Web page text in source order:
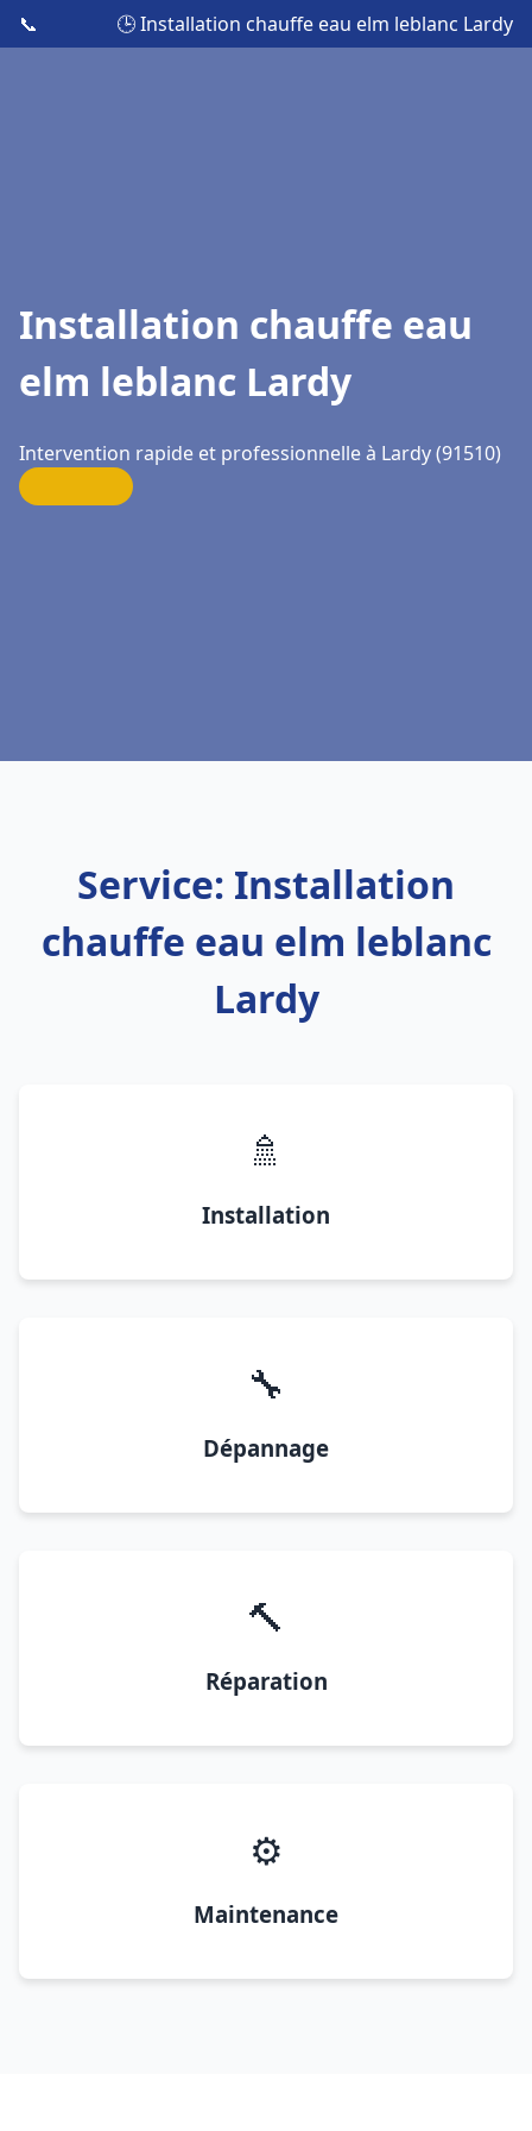
📞 🕒 Installation chauffe eau elm leblanc Lardy
Installation chauffe eau
elm leblanc Lardy
Intervention rapide et professionnelle à Lardy (91510)
Service: Installation
chauffe eau elm leblanc
Lardy
🚿
Installation
🔧
Dépannage
🔨
Réparation
⚙️
Maintenance